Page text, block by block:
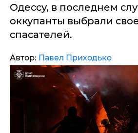
Одессу, в последнем
оккупанты выбрали
спасателей.
Автор: Павел Приходько